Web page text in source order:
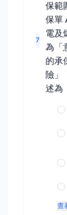
7
保範
保單
電及
為「
的承
險」
述為
查